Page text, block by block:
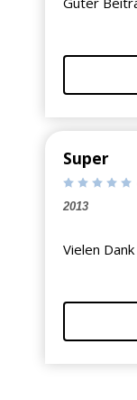
Super
2013
Vielen